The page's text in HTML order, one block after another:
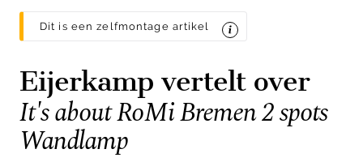
Dit is een zelfmontage artikel
Eijerkamp vertelt over
It's about RoMi Bremen 2 spots
Wandlamp